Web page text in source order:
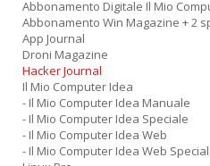
Abbonamento Digitale Il Mio
Abbonamento Win Magazine + 2
App Journal
Droni Magazine
Hacker Journal
Il Mio Computer Idea
- Il Mio Computer Idea Manuale
- Il Mio Computer Idea Speciale
- Il Mio Computer Idea Web
- Il Mio Computer Idea Web